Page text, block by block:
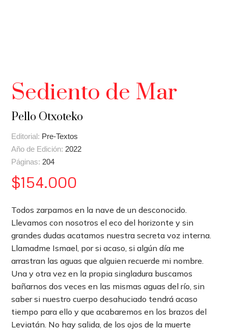
Sediento de Mar
Pello Otxoteko
Editorial: Pre-Textos
Año de Edición: 2022
Páginas: 204
$154.000
Todos zarpamos en la nave de un desconocido.
Llevamos con nosotros el eco del horizonte y sin
grandes dudas acatamos nuestra secreta voz interna.
Llamadme Ismael, por si acaso, si algún día me
arrastran las aguas que alguien recuerde mi nombre.
Una y otra vez en la propia singladura buscamos
bañarnos dos veces en las mismas aguas del río, sin
saber si nuestro cuerpo desahuciado tendrá acaso
tiempo para ello y que acabaremos en los brazos del
Leviatán. No hay salida, de los ojos de la muerte